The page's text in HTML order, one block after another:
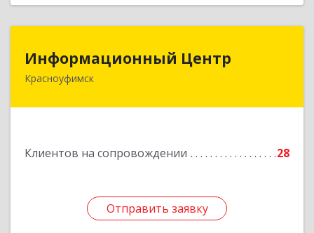
Информационный Центр
Красноуфимск
Клиентов на сопровождении 28
Отправить заявку
Информационный Центр
623300, Свердловская обл, Красноуфимск г,
Отправить заявку